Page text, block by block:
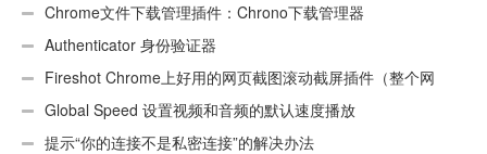
Chrome文件下载管理插件：Chrono下载管理器
Authenticator 身份验证器
Fireshot Chrome上好用的网页截图滚动截屏插件（整个网
页）Global Speed 设置视频和音频的默认速度播放
提示“你的连接不是私密连接”的解决办法